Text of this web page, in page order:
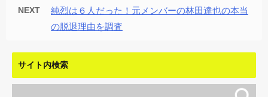
NEXT
純烈は６人だった！元メンバーの林田達也の本当
の脱退理由を調査
サイト内検索